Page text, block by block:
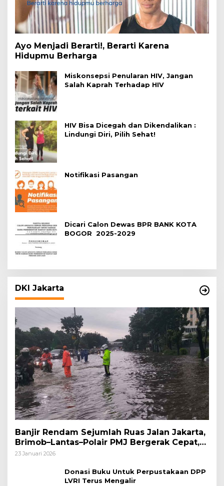
Ayo Menjadi Berarti!, Berarti Karena
Hidupmu Berharga
Miskonsepsi Penularan HIV, Jangan
Salah Kaprah Terhadap HIV
HIV Bisa Dicegah dan Dikendalikan :
Lindungi Diri, Pilih Sehat!
Notifikasi Pasangan
Dicari Calon Dewas BPR BANK KOTA
BOGOR 2025-2029
DKI Jakarta
Banjir Rendam Sejumlah Ruas Jalan Jakarta,
Brimob–Lantas–Polair PMJ Bergerak Cepat,
Polri Siagakan 128.247 Personel Secara
23 Januari 2026
Donasi Buku Untuk Perpustakaan DPP
LVRI Terus Mengalir